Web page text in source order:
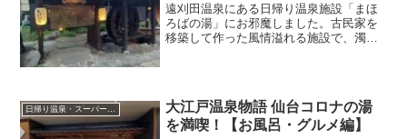
遠刈田温泉にある日帰り温泉施設「まほ
ろばの湯」にお邪魔しました。古民家を
移築して作った風情溢れる施設で、濁り
日帰り温泉・スーパー銭湯
大江戸温泉物語 仙台コロナの湯
を満喫！【お風呂・グルメ編】